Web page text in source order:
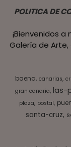
POLITICA DE
¡Bienvenidos
Galería de
baena canarias
gran canaria las-
plaza postal
santa-cruz